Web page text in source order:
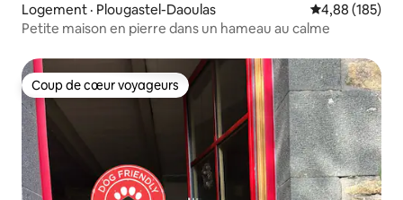
Logement · Plougastel-Daoulas Note
4,88 (185)
Petite maison en pierre dans un hameau au calme
Coup de cœur voyageurs
Coup de cœur voyageurs